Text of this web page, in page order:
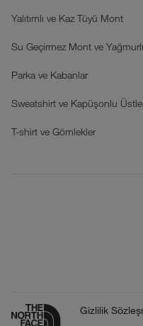
Yalıtımlı ve Kaz Tüyü Mont
Su Geçirmez Mont ve
Parka ve Kabanlar
Sweatshirt ve Kapüşonlu
T-shirt ve Gömlekler
Gizlilik